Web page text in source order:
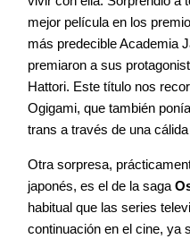
mejor película en los
más predecible Academia
premiaron a sus
Hattori. Este título nos
Ogigami, que también
trans a través de una
Otra sorpresa,
japonés, es el de la saga
habitual que las series
continuación en el cine, ya